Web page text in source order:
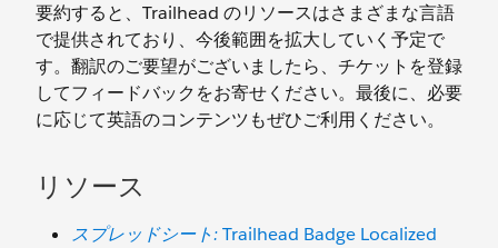
要約すると、Trailhead のリソースはさまざまな言語
で提供されており、今後範囲を拡大していく予定で
す。翻訳のご要望がございましたら、チケットを登録
してフィードバックをお寄せください。最後に、必要
に応じて英語のコンテンツもぜひご利用ください。
リソース
スプレッドシート:Trailhead Badge Localized